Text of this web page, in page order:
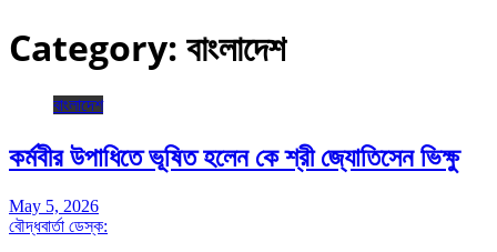
Category: বাংলাদেশ
বাংলাদেশ
কর্মবীর উপাধিতে ভূষিত হলেন কে শ্রী জ্যোতিসেন ভিক্ষু
May 5, 2026
বৌদ্ধবার্তা ডেস্ক: